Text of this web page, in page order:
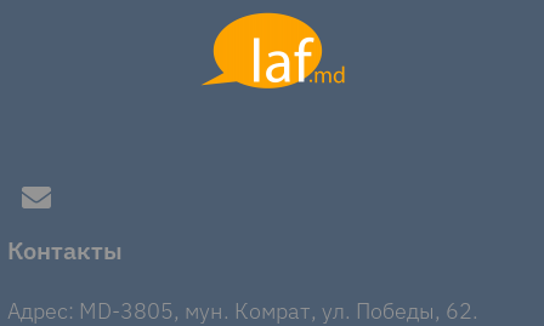
Контакты
Адрес: MD-3805, мун. Комрат, ул. Победы, 62.